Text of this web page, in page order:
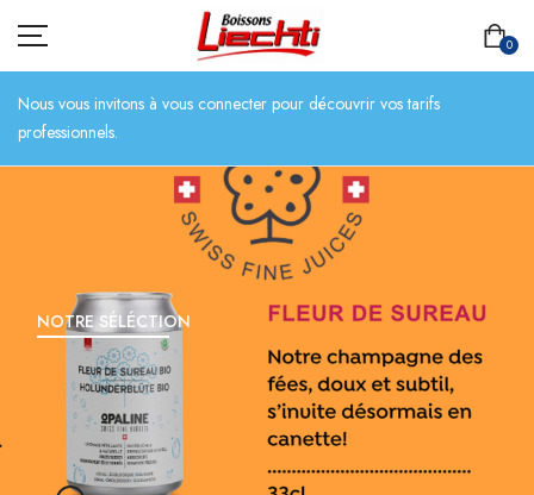
0
TOUT L’ASSORTIMENT
BIÈRES
BOISSONS SANS ALCOOL
CHAMPAGNES
SPIRITUEUX
Nous vous invitons à vous connecter pour découvrir vos tarifs
professionnels.
NOTRE SÉLÉCTION